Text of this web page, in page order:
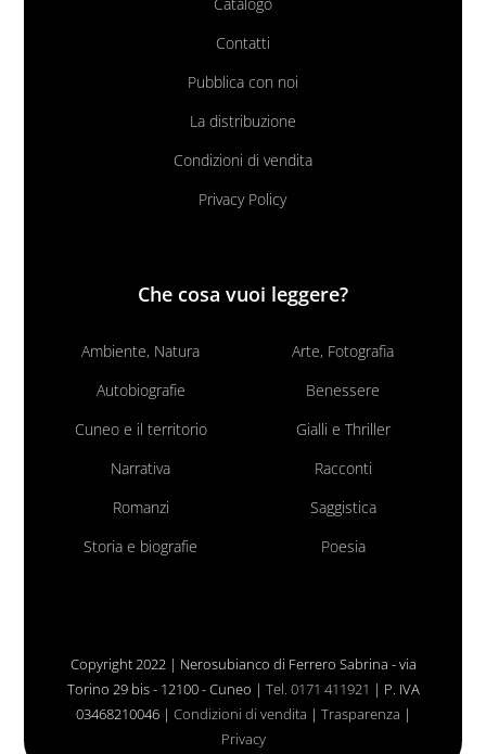
Contatti
Pubblica con noi
La distribuzione
Condizioni di vendita
Privacy Policy
Che cosa vuoi leggere?
Ambiente, Natura
Arte, Fotografia
Autobiografie
Benessere
Cuneo e il territorio
Gialli e Thriller
Narrativa
Racconti
Romanzi
Saggistica
Storia e biografie
Poesia
Copyright 2022 | Nerosubianco di Ferrero Sabrina - via
Torino 29 bis - 12100 - Cuneo | Tel. 0171 411921 | P. IVA
03468210046 | Condizioni di vendita | Trasparenza |
Privacy